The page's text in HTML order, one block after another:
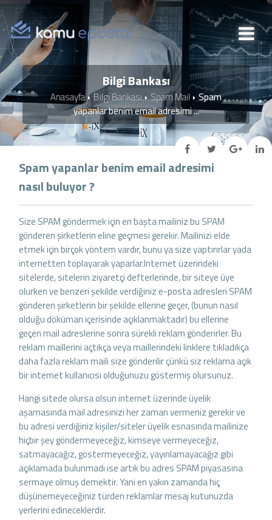
Bilgi Bankası
Anasayfa Bilgi Bankası Spam Mail
Spam
yapanlar benim email adresimi ...
Spam yapanlar benim email adresimi
nasıl buluyor ?
Size SPAM göndermek için en başta mailiniz bu SPAM
gönderen şirketlerin eline geçmesi gerekir. Mailinizi elde
etmek için birçok yöntem vardır, bunu ya size yaptırırlar yada
internetten toplayarak yaparlar.Internet üzerindeki
sitelerde, sitelerin ziyaretçi defterlerinde, bir siteye üye
olurken ve benzeri şekilde verdiğiniz e-posta adresleri SPAM
gönderen şirketlerin bir şekilde ellerine geçer, (bunun nasıl
olduğu döküman içerisinde açıklanmaktadır) bu ellerine
geçen mail adreslerine sonra sürekli reklam gönderirler. Bu
reklam maillerini açtıkça veya maillerindeki linklere tıkladıkça
daha fazla reklam maili size gönderilir çünkü siz reklama açık
bir internet kullanıcısı olduğunuzu göstermiş olursunuz.
Hangi sitede olursa olsun internet üzerinde üyelik
aşamasında mail adresinizi her zaman vermeniz gerekir ve
bu adresi verdiğiniz kişiler/siteler üyelik esnasında mailinize
hiçbir şey göndermeyeceğiz, kimseye vermeyeceğiz,
satmayacağız, göstermeyeceğiz, yayınlamayacağız gibi
açıklamada bulunmadı ise artık bu adres SPAM piyasasına
sermaye olmuş demektir. Yani en yakın zamanda hiç
düşünemeyeceğiniz türden reklamlar mesaj kutunuzda
yerlerini edineceklerdir.